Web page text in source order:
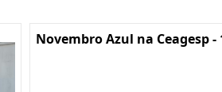
Novembro Azul na Ceagesp